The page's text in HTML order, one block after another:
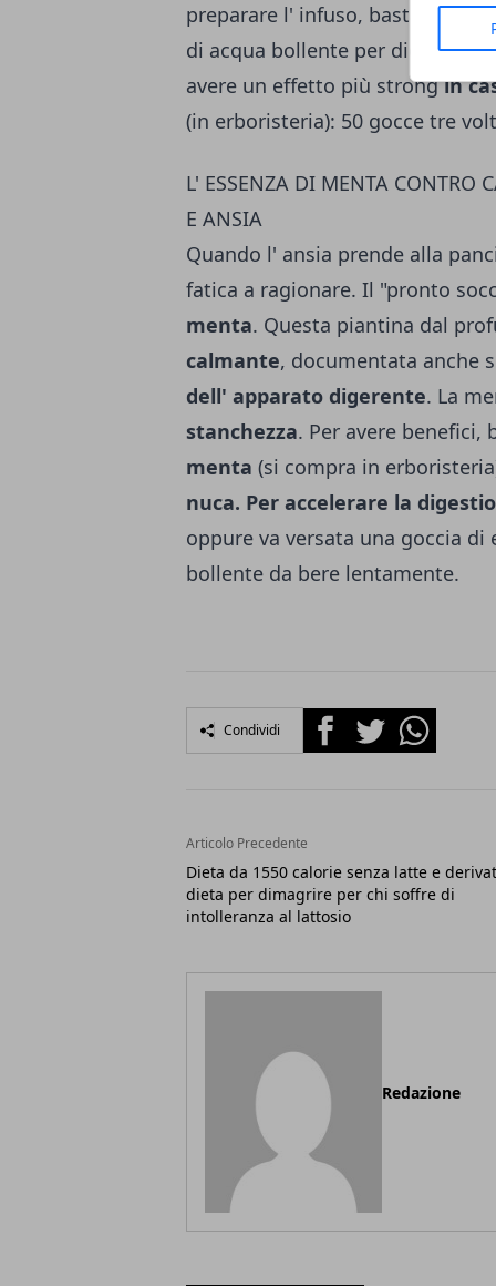
preparare l' infuso, basta
di acqua bollente per dieci
avere un effetto più strongin
(in erboristeria): 50 gocce tre
L' ESSENZA DI MENTA CONTRO
E ANSIA
Quando l' ansia prende alla
fatica a ragionare. Il "pronto
menta. Questa piantina dal
calmante, documentata anche
dell' apparato digerente. La
stanchezza. Per avere benefici,
menta (si compra in
nuca. Per accelerare la
oppure va versata una goccia di
bollente da bere lentamente.
Condividi FacebookTwitterWhatsapp
Articolo Precedente
Dieta da 1550 calorie senza latte e
dieta per dimagrire per chi soffre di
intolleranza al lattosio
Redazione